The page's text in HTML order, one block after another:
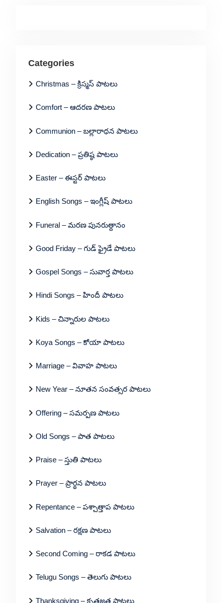
Categories
Christmas – క్రిస్మస్ పాటలు
Comfort – ఆదరణ పాటలు
Communion – బల్లారాధన పాటలు
Dedication – ప్రతిష్ఠ పాటలు
Easter – ఈస్టర్ పాటలు
English Songs – ఇంగ్లీష్ పాటలు
Funeral – మరణ పునరుత్దానం
Good Friday – గుడ్ ఫ్రైడే పాటలు
Gospel Songs – సువార్త పాటలు
Hindi Songs – హిందీ పాటలు
Kids – చిన్నారుల పాటలు
Koya Songs – కోయా పాటలు
Marriage – వివాహ పాటలు
New Year – నూతన సంవత్సర పాటలు
Offering – సమర్పణ పాటలు
Old Songs – పాత పాటలు
Praise – స్తుతి పాటలు
Prayer – ప్రార్థన పాటలు
Repentance – పశ్చాత్తాప పాటలు
Salvation – రక్షణ పాటలు
Second Coming – రాకడ పాటలు
Telugu Songs – తెలుగు పాటలు
Thanksgiving – కృతజ్ఞత పాటలు